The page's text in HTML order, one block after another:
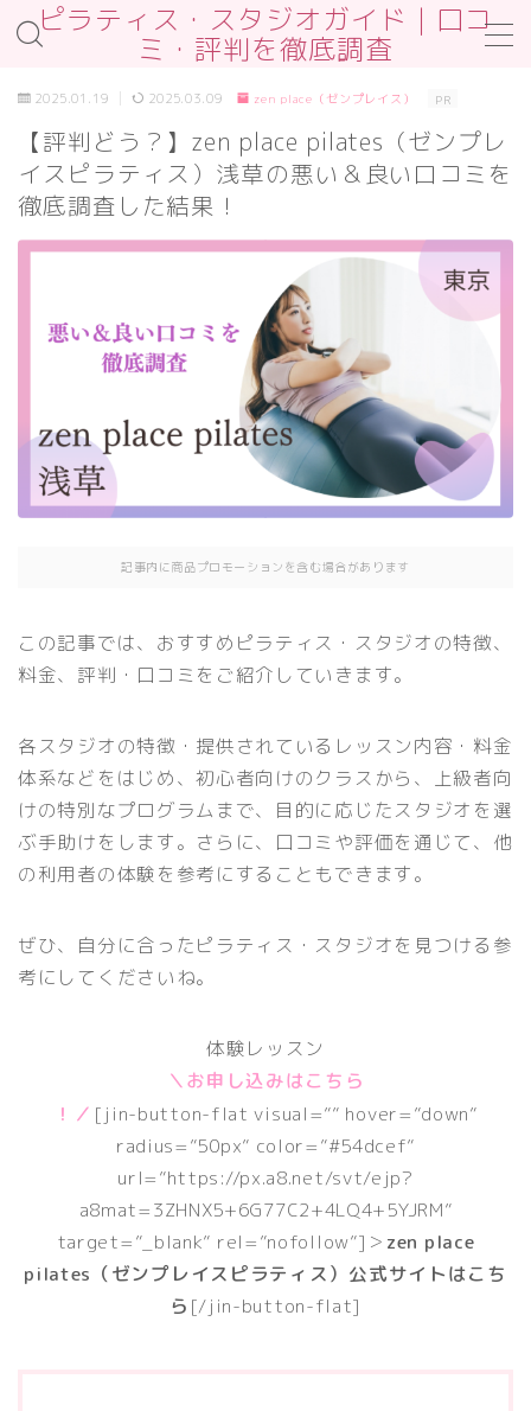
ピラティス・スタジオガイド｜口コ
ミ・評判を徹底調査
MENU
サンプルページ
デモプリセット記事 #2
プライバシーポリシー
プロフィール
利用規約／特定商取引法に基づく表記
利用規約／特定商取引法に基づく表記
有料記事の決済完了ページ
2025.01.19 2025.03.09 zen place（ゼンプレイス） PR
【評判どう？】zen place pilates（ゼンプレ
イスピラティス）浅草の悪い＆良い口コミを
徹底調査した結果！
記事内に商品プロモーションを含む場合があります
この記事では、おすすめピラティス・スタジオの特徴、
料金、評判・口コミをご紹介していきます。
各スタジオの特徴・提供されているレッスン内容・料金
体系などをはじめ、初心者向けのクラスから、上級者向
けの特別なプログラムまで、目的に応じたスタジオを選
ぶ手助けをします。さらに、口コミや評価を通じて、他
の利用者の体験を参考にすることもできます。
ぜひ、自分に合ったピラティス・スタジオを見つける参
考にしてくださいね。
体験レッスン
＼お申し込みはこちら
！／ [jin-button-flat visual=”” hover=”down”
radius=”50px” color=”#54dcef”
url=”https://px.a8.net/svt/ejp?
a8mat=3ZHNX5+6G77C2+4LQ4+5YJRM”
target=”_blank” rel=”nofollow”]＞ zen place
pilates（ゼンプレイスピラティス）公式サイトはこち
ら [/jin-button-flat]